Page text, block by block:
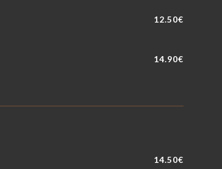
12.50€
14.90€
14.50€